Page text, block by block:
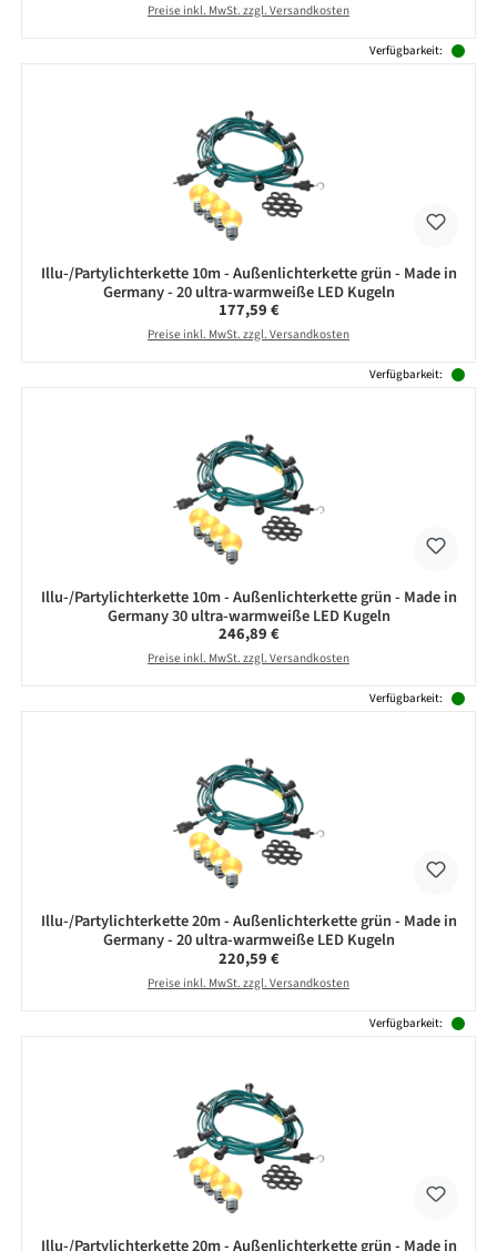
Preise inkl. MwSt. zzgl. Versandkosten
Verfügbarkeit:
Illu-/Partylichterkette 10m - Außenlichterkette grün - Made in
Germany - 20 ultra-warmweiße LED Kugeln
Regulärer Preis:
177,59 €
Preise inkl. MwSt. zzgl. Versandkosten
Verfügbarkeit:
Illu-/Partylichterkette 10m - Außenlichterkette grün - Made in
Germany 30 ultra-warmweiße LED Kugeln
Regulärer Preis:
246,89 €
Preise inkl. MwSt. zzgl. Versandkosten
Verfügbarkeit:
Illu-/Partylichterkette 20m - Außenlichterkette grün - Made in
Germany - 20 ultra-warmweiße LED Kugeln
Regulärer Preis:
220,59 €
Preise inkl. MwSt. zzgl. Versandkosten
Verfügbarkeit:
Illu-/Partylichterkette 20m - Außenlichterkette grün - Made in